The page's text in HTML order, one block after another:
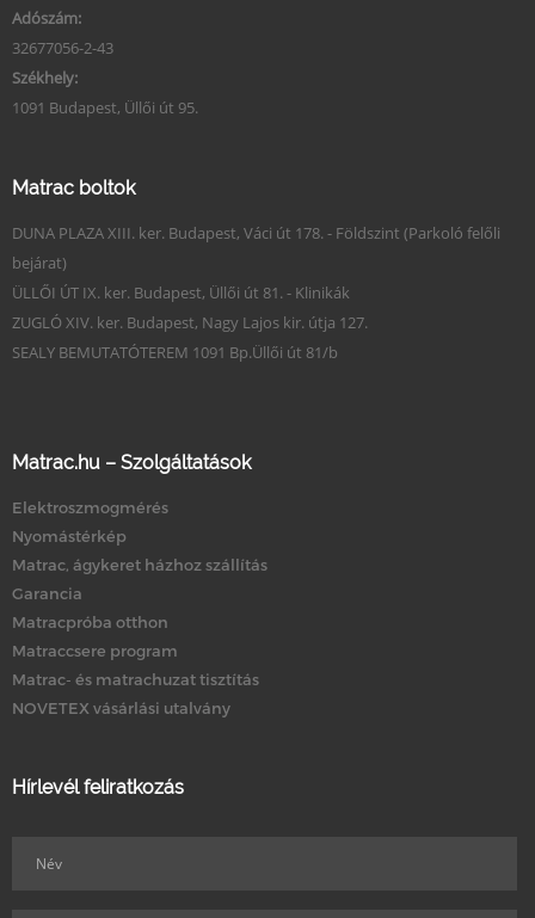
Adószám:
32677056-2-43
Székhely:
1091 Budapest, Üllői út 95.
Matrac boltok
DUNA PLAZA XIII. ker. Budapest, Váci út 178. - Földszint (Parkoló felőli
bejárat)
ÜLLŐI ÚT IX. ker. Budapest, Üllői út 81. - Klinikák
ZUGLÓ XIV. ker. Budapest, Nagy Lajos kir. útja 127.
SEALY BEMUTATÓTEREM 1091 Bp.Üllői út 81/b
Matrac.hu – Szolgáltatások
Elektroszmogmérés
Nyomástérkép
Matrac, ágykeret házhoz szállítás
Garancia
Matracpróba otthon
Matraccsere program
Matrac- és matrachuzat tisztítás
NOVETEX vásárlási utalvány
Hírlevél feliratkozás